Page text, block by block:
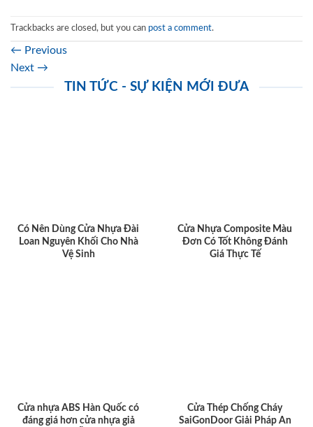
Trackbacks are closed, but you can post a comment.
← Previous
Next →
TIN TỨC - SỰ KIỆN MỚI ĐƯA
Có Nên Dùng Cửa Nhựa Đài
Loan Nguyên Khối Cho Nhà
Vệ Sinh
Cửa Nhựa Composite Màu
Đơn Có Tốt Không Đánh
Giá Thực Tế
Cửa nhựa ABS Hàn Quốc có
đáng giá hơn cửa nhựa giả
Cửa Thép Chống Cháy
SaiGonDoor Giải Pháp An